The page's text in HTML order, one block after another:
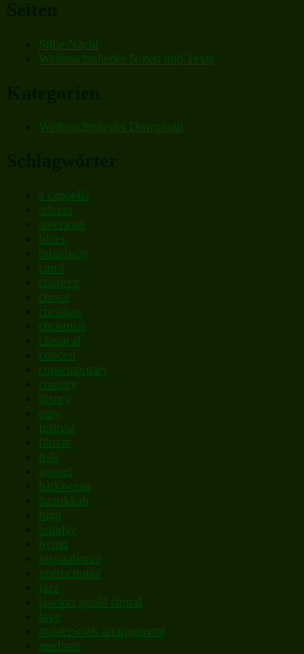
Stille Nacht
Weihnachtslieder Noten und Texte
Weihnachtslieder Download
a cappella
advent
american
blues
broadway
carol
children
choral
christian
christmas
classical
concert
contemporary
country
disney
easy
festival
film/tv
folk
gospel
halloween
hanukkah
high
holiday
hymn
inspirational
instructional
jazz
lawson gould choral
love
masterwork arrangement
medium